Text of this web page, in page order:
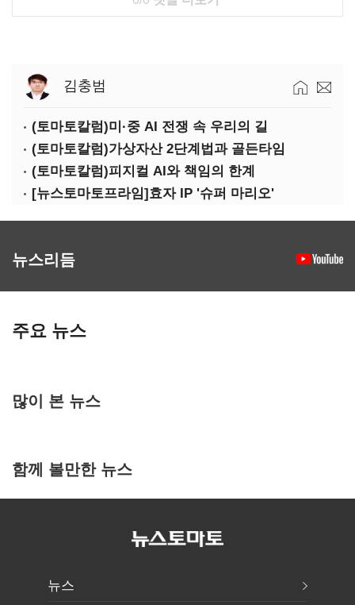
김충범
(토마토칼럼)미·중 AI 전쟁 속 우리의 길
(토마토칼럼)가상자산 2단계법과 골든타임
(토마토칼럼)피지컬 AI와 책임의 한계
[뉴스토마토프라임]효자 IP '슈퍼 마리오'
뉴스리듬
주요 뉴스
많이 본 뉴스
함께 볼만한 뉴스
뉴스